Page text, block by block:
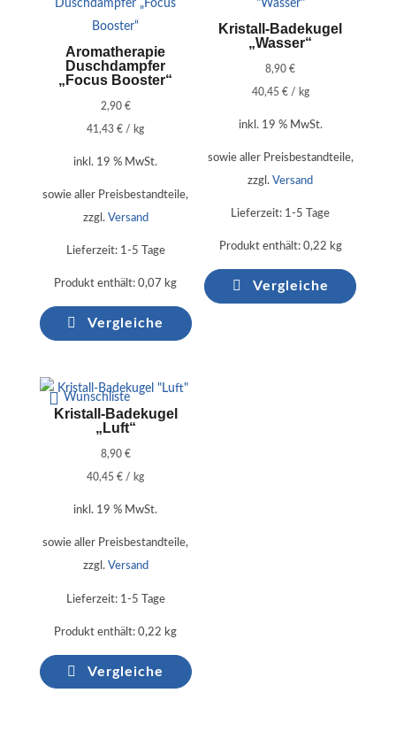
Aromatherapie
Duschdampfer
„Focus Booster“
2,90 €
41,43€ / kg
inkl. 19 % MwSt.
sowie aller Preisbestandteile,
zzgl. Versand
Lieferzeit: 1-5 Tage
Produkt enthält: 0,07 kg
Vergleiche
Kristall-Badekugel
„Wasser“
8,90€
40,45 €/ kg
inkl. 19 % MwSt.
sowie aller Preisbestandteile,
zzgl.Versand
Lieferzeit: 1-5 Tage
Produkt enthält: 0,22 kg
Vergleiche
Wunschliste
Kristall-Badekugel
„Luft“
8,90 €
40,45€ / kg
inkl. 19 % MwSt.
sowie aller Preisbestandteile,
zzgl. Versand
Lieferzeit: 1-5 Tage
Produkt enthält: 0,22 kg
Vergleiche